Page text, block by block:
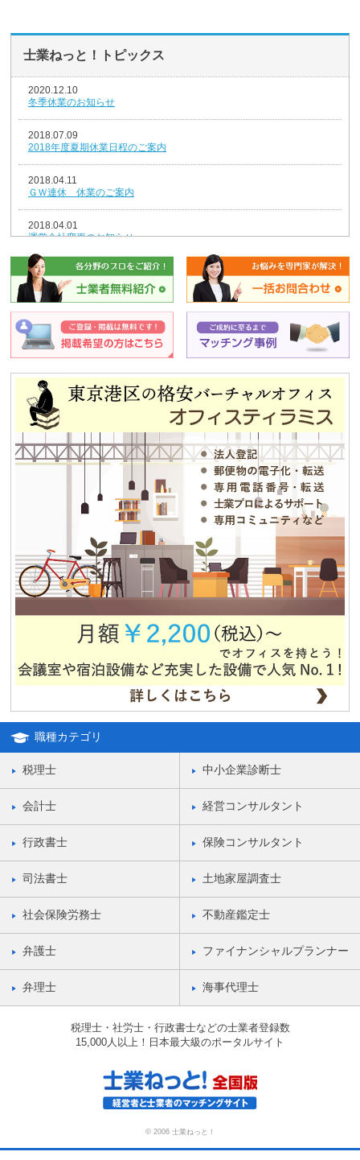
士業ねっと！トピックス
2020.12.10
冬季休業のお知らせ
2018.07.09
2018年度夏期休業日程のご案内
2018.04.11
ＧＷ連休 休業のご案内
2018.04.01
運営会社変更のお知らせ
2018.01.04
新年のごあいさつ
2017.12.26
年末年始休業のお知らせ
2014.08.07
夏期休業のお知らせ
2013.12.25
平成25年冬季休暇のお知らせ
2013.08.12
夏期休業のお知らせ
独立・移転をお考えの方、必見！！格安合同貸事務所のご紹介！！
職種カテゴリ
税理士 中小企業診断士
会計士 経営コンサルタント
行政書士 保険コンサルタント
司法書士 土地家屋調査士
社会保険労務士 不動産鑑定士
弁護士 ファイナンシャルプランナー
弁理士 海事代理士
税理士・社労士・行政書士などの士業者登録数
15,000人以上！日本最大級のポータルサイト
© 2006 士業ねっと！